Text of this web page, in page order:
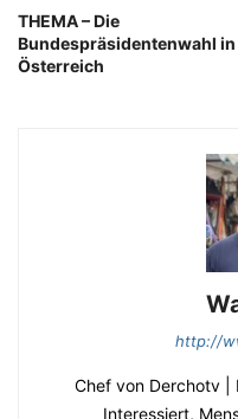
THEMA – Die
Bundespräsidentenwahl in
Österreich
http://
Chef von Derchotv |
Interessiert,